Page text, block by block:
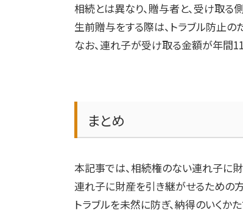
相続とは異なり、贈与者と、受け取
生前贈与をする際は、トラブル防止
なお、連れ子が受け取る金額が年間
まとめ
本記事では、相続権のない連れ子に
連れ子に財産を引き継がせるための
トラブルを未然に防ぎ、納得のいくか